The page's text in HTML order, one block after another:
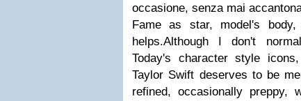
occasione, senza mai
Fame as star, model's
helps.Although I don't
Today's character style
Taylor Swift deserves to be
refined, occasionally preppy,